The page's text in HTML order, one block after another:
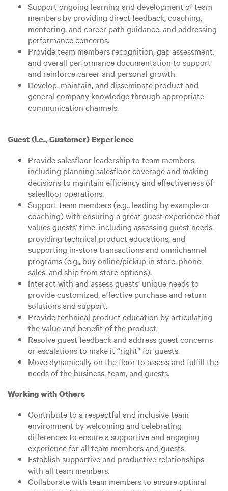
Support ongoing learning and development of team
members by providing direct feedback, coaching,
mentoring, and career path guidance, and addressing
performance concerns.
Provide team members recognition, gap assessment,
and overall performance documentation to support
and reinforce career and personal growth.
Develop, maintain, and disseminate product and
general company knowledge through appropriate
communication channels.
Guest (i.e., Customer) Experience
Provide salesfloor leadership to team members,
including planning salesfloor coverage and making
decisions to maintain efficiency and effectiveness of
salesfloor operations.
Support team members (e.g., leading by example or
coaching) with ensuring a great guest experience that
values guests’ time, including assessing guest needs,
providing technical product educations, and
supporting in-store transactions and omnichannel
programs (e.g., buy online/pickup in store, phone
sales, and ship from store options).
Interact with and assess guests’ unique needs to
provide customized, effective purchase and return
solutions and support.
Provide technical product education by articulating
the value and benefit of the product.
Resolve guest feedback and address guest concerns
or escalations to make it “right” for guests.
Move dynamically on the floor to assess and fulfill the
needs of the business, team, and guests.
Working with Others
Contribute to a respectful and inclusive team
environment by welcoming and celebrating
differences to ensure a supportive and engaging
experience for all team members and guests.
Establish supportive and productive relationships
with all team members.
Collaborate with team members to ensure optimal